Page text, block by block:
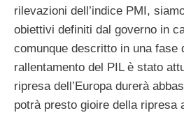
rilevazioni dell’indice PMI,
obiettivi definiti dal governo in
comunque descritto in una fase
rallentamento del PIL è stato
ripresa dell’Europa durerà
potrà presto gioire della ripresa